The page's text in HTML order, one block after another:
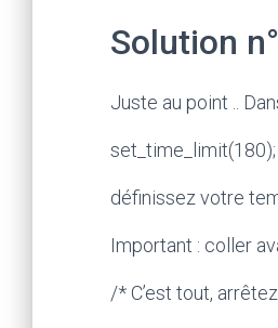
Solution
Juste au point ..
set_time_limit(180);
définissez votre
Important : coller
/* C’est tout,